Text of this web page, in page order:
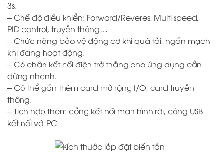
3s.
– Chế độ điều khiển: Forward/Reveres, Multi speed,
PID control, truyền thông…
– Chức năng bảo vệ động cơ khi quá tải, ngắn mạch
khi đang hoạt động.
– Có chân kết nối điện trở thắng cho ứng dụng cần
dừng nhanh.
– Có thể gắn thêm card mở rộng I/O, card truyền
thông.
– Tích hợp thêm cổng kết nối màn hình rời, cồng USB
kết nối với PC